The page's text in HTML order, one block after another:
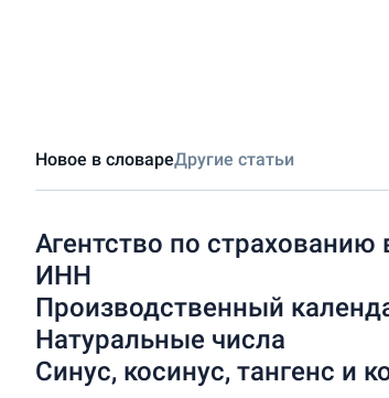
Новое в словареДругие статьи
Агентство по
ИНН
Производственный
Натуральные числа
Синус, косинус, тангенс и